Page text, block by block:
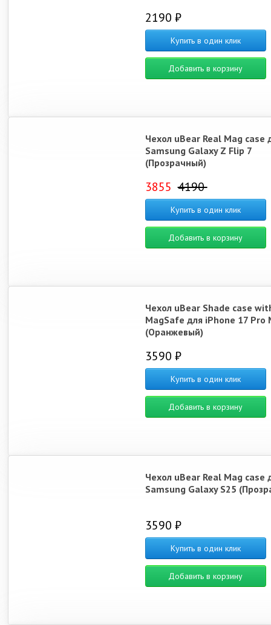
2190 ₽
Купить в один клик
Добавить в корзину
Чехол uBear Real Mag case
Samsung Galaxy Z Flip 7
(Прозрачный)
3855 4190
Купить в один клик
Добавить в корзину
Чехол uBear Shade case
MagSafe для iPhone 17 Pro
(Оранжевый)
3590 ₽
Купить в один клик
Добавить в корзину
Чехол uBear Real Mag case
Samsung Galaxy S25
3590 ₽
Купить в один клик
Добавить в корзину